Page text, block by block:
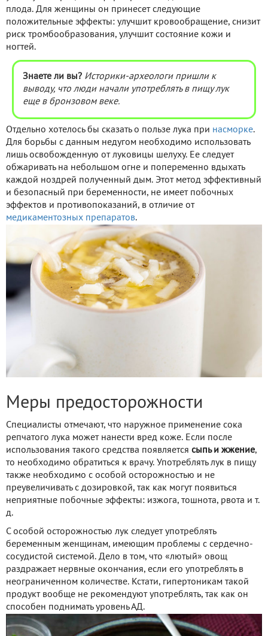
плода. Для женщины он принесет следующие
положительные эффекты: улучшит кровообращение, снизит
риск тромбообразования, улучшит состояние кожи и
ногтей.
Знаете ли вы? Историки-археологи пришли к
выводу, что люди начали употреблять в пищу лук
еще в бронзовом веке.
Отдельно хотелось бы сказать о пользе лука при насморке.
Для борьбы с данным недугом необходимо использовать
лишь освобожденную от луковицы шелуху. Ее следует
обжаривать на небольшом огне и попеременно вдыхать
каждой ноздрей полученный дым. Этот метод эффективный
и безопасный при беременности, не имеет побочных
эффектов и противопоказаний, в отличие от
медикаментозных препаратов.
Меры предосторожности
Специалисты отмечают, что наружное применение сока
репчатого лука может нанести вред коже. Если после
использования такого средства появляется сыпь и жжение,
то необходимо обратиться к врачу. Употреблять лук в пищу
также необходимо с особой осторожностью и не
преувеличивать с дозировкой, так как могут появиться
неприятные побочные эффекты: изжога, тошнота, рвота и т.
д.
С особой осторожностью лук следует употреблять
беременным женщинам, имеющим проблемы с сердечно-
сосудистой системой. Дело в том, что «лютый» овощ
раздражает нервные окончания, если его употреблять в
неограниченном количестве. Кстати, гипертоникам такой
продукт вообще не рекомендуют употреблять, так как он
способен поднимать уровень АД.